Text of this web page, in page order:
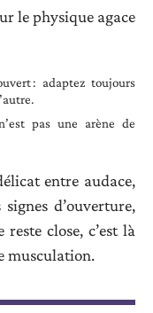
le physique agace
: adaptez toujours
pas une arène de
entre audace,
d’ouverture,
close, c’est là
musculation.